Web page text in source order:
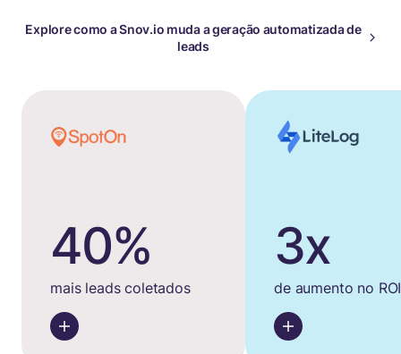
Explore como a Snov.io muda a geração automatizada de
leads
40%
mais leads coletados
3x
de aumento no ROI